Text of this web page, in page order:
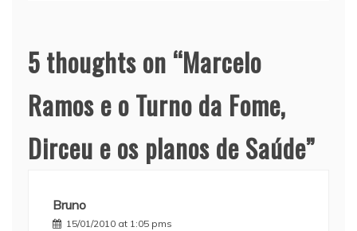
5 thoughts on “Marcelo
Ramos e o Turno da Fome,
Dirceu e os planos de Saúde”
Bruno
15/01/2010 at 1:05 pms